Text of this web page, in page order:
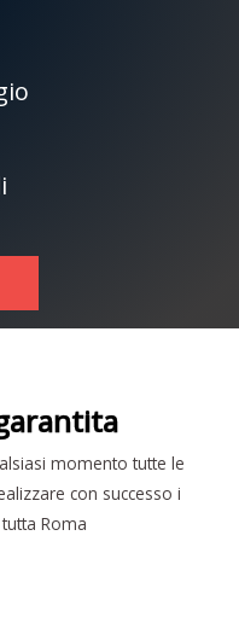
momento tutte le
con successo i
Roma